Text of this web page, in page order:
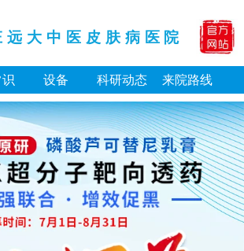
远大中医皮肤病医院
设备 科研动态 来院路线